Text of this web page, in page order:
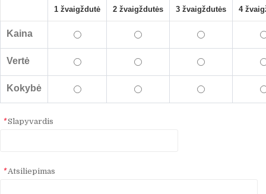
1 žvaigždutė 2 žvaigždutės 3 žvaigždutės 4
Kaina
Vertė
Kokybė
* Slapyvardis
* Atsiliepimas